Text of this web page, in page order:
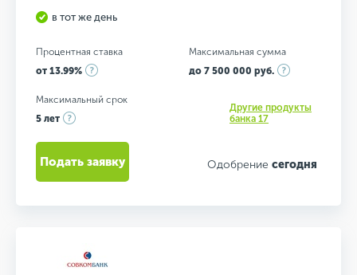
в тот же день
Процентная ставка
от 13.99%
Максимальная сумма
до 7 500 000 руб.
Максимальный срок
5 лет
Другие продукты
банка 17
Одобрение сегодня
Подать заявку